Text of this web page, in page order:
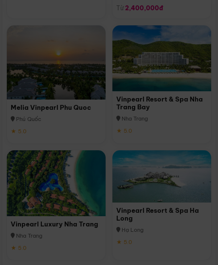
Từ 2,400,000đ
Melia Vinpearl Phu Quoc
Phú Quốc
★ 5.0
Vinpearl Resort & Spa Nha
Trang Bay
Nha Trang
★ 5.0
Vinpearl Luxury Nha Trang
Nha Trang
★ 5.0
Vinpearl Resort & Spa Ha
Long
Hạ Long
★ 5.0